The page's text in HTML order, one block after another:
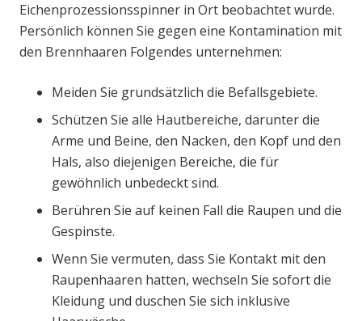
Eichenprozessionsspinner in Ort beobachtet wurde.
Persönlich können Sie gegen eine Kontamination mit
den Brennhaaren Folgendes unternehmen:
Meiden Sie grundsätzlich die Befallsgebiete.
Schützen Sie alle Hautbereiche, darunter die
Arme und Beine, den Nacken, den Kopf und den
Hals, also diejenigen Bereiche, die für
gewöhnlich unbedeckt sind.
Berühren Sie auf keinen Fall die Raupen und die
Gespinste.
Wenn Sie vermuten, dass Sie Kontakt mit den
Raupenhaaren hatten, wechseln Sie sofort die
Kleidung und duschen Sie sich inklusive